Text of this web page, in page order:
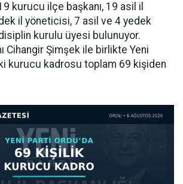
kurucu ilçe başkanı, 19 asil il
il yöneticisi, 7 asil ve 4 yedek
kurulu üyesi bulunuyor.
Cihangir Şimşek ile birlikte Yeni
kurucu kadrosu toplam 69 kişiden